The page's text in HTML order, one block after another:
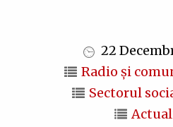
22
Radio și
Sectorul